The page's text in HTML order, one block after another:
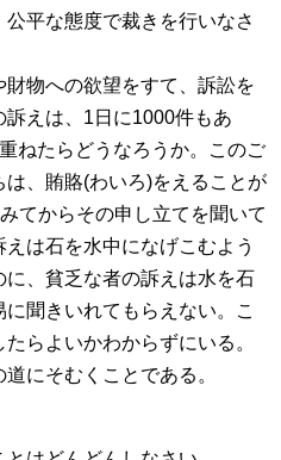
公平な態度で裁きを行いなさ
物への欲望をすて、訴訟を
えは、1日に1000件もあ
ねたらどうなろうか。このご
、賄賂(わいろ)をえることが
てからその申し立てを聞いて
は石を水中になげこむよう
、貧乏な者の訴えは水を石
聞きいれてもらえない。こ
らよいかわからずにいる。
にそむくことである。